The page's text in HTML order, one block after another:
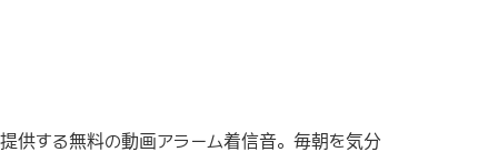
供する無料の動画アラーム着信音。毎朝を気分